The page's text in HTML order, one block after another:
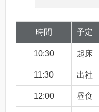
時間 予定
10:30 起床
11:30 出社
12:00 昼食